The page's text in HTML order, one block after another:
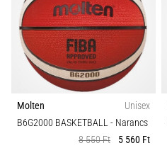
Molten
Unisex
B6G2000 BASKETBALL - Narancs
8 550 Ft
5 560 Ft